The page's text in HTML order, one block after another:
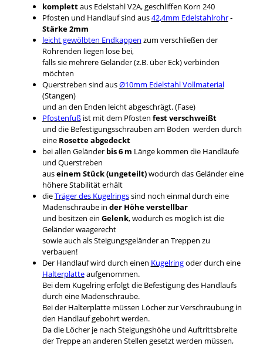
komplettaus Edelstahl V2A, geschliffen Korn 240
Pfosten und Handlauf sind aus42,4mm Edelstahlrohr-
Stärke 2mm
leicht gewölbten Endkappen zum verschließen der
Rohrenden liegen lose bei,
falls sie mehrere Geländer (z.B. über Eck) verbinden
möchten
Querstreben sind ausØ10mm Edelstahl Vollmaterial
(Stangen)
und an den Enden leicht abgeschrägt. (Fase)
Pfostenfußist mit dem Pfosten fest verschweißt
und die Befestigungsschrauben am Boden werden durch
eine Rosette abgedeckt
bei allen Geländer bis 6 m Länge kommen die Handläufe
und Querstreben
auseinem Stück (ungeteilt)wodurch das Geländer eine
höhere Stabilität erhält
dieTräger des Kugelringssind noch einmal durch eine
Madenschraube in der Höhe verstellbar
und besitzen ein Gelenk, wodurch es möglich ist die
Geländer waagerecht
sowie auch als Steigungsgeländer an Treppen zu
verbauen!
Der Handlauf wird durch einen Kugelringoder durch eine
Halterplatteaufgenommen.
Bei dem Kugelring erfolgt die Befestigung des Handlaufs
durch eine Madenschraube.
Bei der Halterplatte müssen Löcher zur Verschraubung in
den Handlauf gebohrt werden.
Da die Löcher je nach Steigungshöhe und Auftrittsbreite
der Treppe an anderen Stellen gesetzt werden müssen,